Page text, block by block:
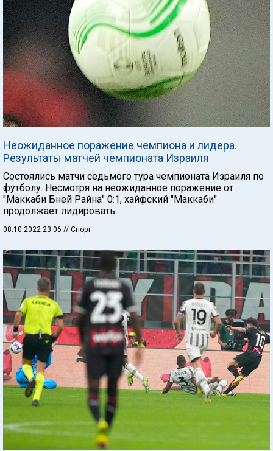
Неожиданное поражение чемпиона и лидера.
Результаты матчей чемпионата Израиля
Состоялись матчи седьмого тура чемпионата Израиля по
футболу. Несмотря на неожиданное поражение от
"Маккаби Бней Райна" 0:1, хайфский "Маккаби"
продолжает лидировать.
08.10.2022 23:06 // Спорт